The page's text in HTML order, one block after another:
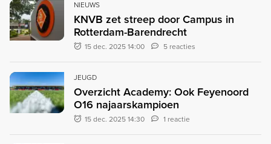
NIEUWS
KNVB zet streep door Campus in
Rotterdam-Barendrecht
15 dec. 2025 14:00 5 reacties
JEUGD
Overzicht Academy: Ook Feyenoord
O16 najaarskampioen
15 dec. 2025 14:30 1 reactie